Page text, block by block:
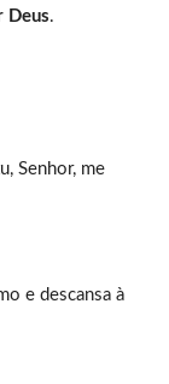
Deus.
Senhor, me
e descansa à